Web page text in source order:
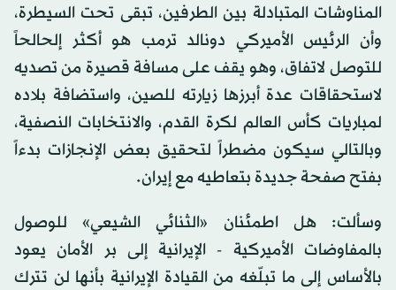
المناوشات المتبادلة بين الطرفين، تبقى تحت السيطرة،
وأن الرئيس الأميركي دونالد ترمب هو أكثر إلحالحاً
للتوصل لاتفاق، وهو يقف على مسافة قصيرة من تصديه
لاستحقاقات عدة أبرزها زيارته للصين، واستضافة بلاده
لمباريات كأس العالم لكرة القدم، والانتخابات النصفية،
وبالتالي سيكون مضطراً لتحقيق بعض الإنجازات بدءاً
بفتح صفحة جديدة بتعاطيه مع إيران.
وسألت: هل اطمئنان «الثنائي الشيعي» للوصول
بالمفاوضات الأميركية - الإيرانية إلى بر الأمان يعود
بالأساس إلى ما تبلّغه من القيادة الإيرانية بأنها لن تترك